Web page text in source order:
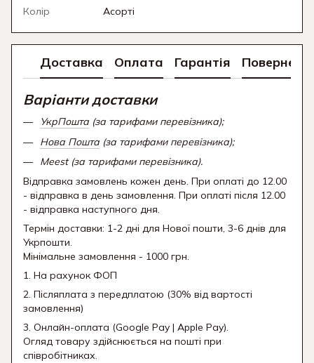
Колір
Асорті
Доставка Оплата Гарантія
Варіанти доставки
УкрПошта (за тарифами перевізника);
Нова Пошта (за тарифами перевізника);
Meest (за тарифами перевізника).
Відправка замовлень кожен день. При оплаті до 12.00
- відправка в день замовлення. При оплаті після 12.00
- відправка наступного дня.
Термін доставки: 1-2 дні для Нової пошти, 3-6 днів для
Укрпошти.
Мінімальне замовлення - 1000 грн.
1. На рахунок ФОП
2. Післяплата з передплатою (30% від вартості
замовлення)
3. Онлайн-оплата (Google Pay | Apple Pay).
Огляд товару здійснюється на пошті при
співробітниках.